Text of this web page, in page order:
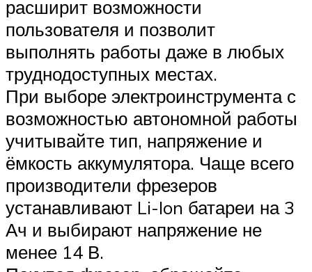
расширит возможности
пользователя и позволит
выполнять работы даже в любых
труднодоступных местах.
При выборе электроинструмента с
возможностью автономной работы
учитывайте тип, напряжение и
ёмкость аккумулятора. Чаще всего
производители фрезеров
устанавливают Li-Ion батареи на 3
Ач и выбирают напряжение не
менее 14 В.